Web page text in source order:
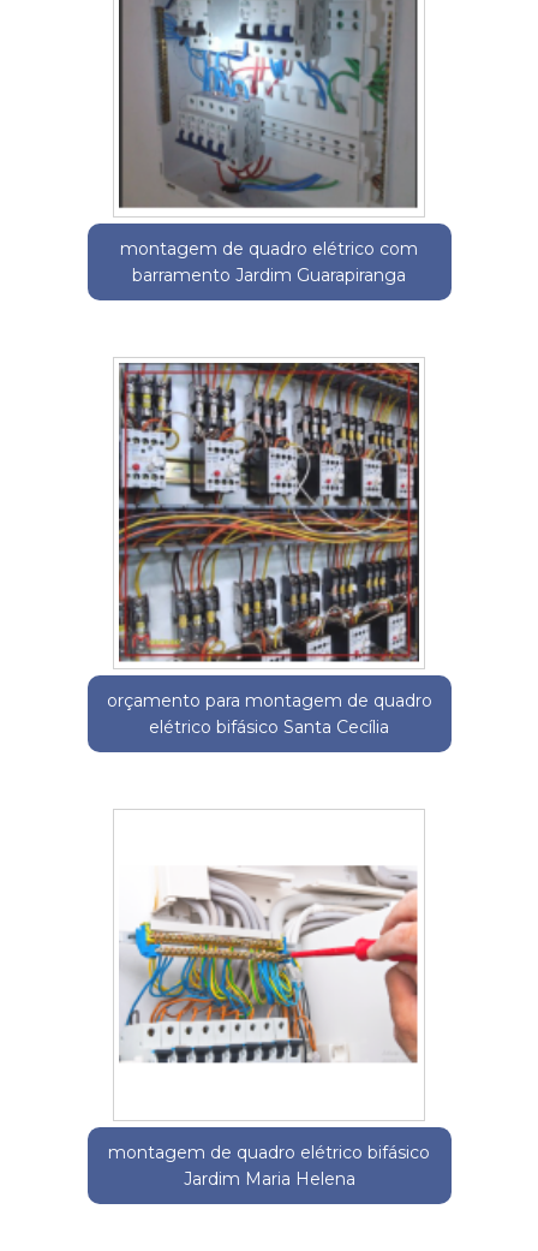
montagem de quadro elétrico com
barramento Jardim Guarapiranga
orçamento para montagem de quadro
elétrico bifásico Santa Cecília
montagem de quadro elétrico bifásico
Jardim Maria Helena